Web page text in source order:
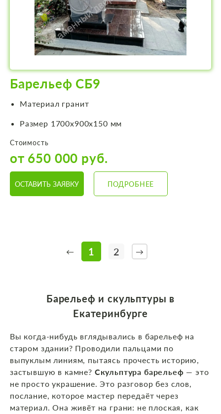
Барельеф СБ9
Материал гранит
Размер 1700х900х150 мм
Стоимость
от 650 000 руб.
ОСТАВИТЬ ЗАЯВКУ ПОДРОБНЕЕ
← 1 2 →
Барельеф и скульптуры в
Екатеринбурге
Вы когда‑нибудь вглядывались в барельеф на
старом здании? Проводили пальцами по
выпуклым линиям, пытаясь прочесть историю,
застывшую в камне? Скульптура барельеф — это
не просто украшение. Это разговор без слов,
послание, которое мастер передаёт через
материал. Она живёт на грани: не плоская, как